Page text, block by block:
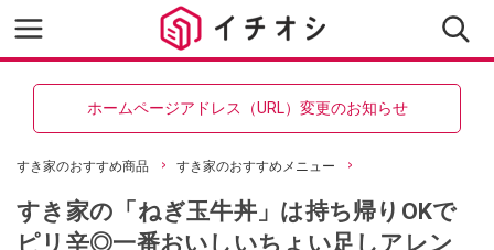
ホームページアドレス（URL）変更のお知らせ
すき家のおすすめ商品 すき家のおすすめメニュー
すき家の「ねぎ玉牛丼」は持ち帰りOKで
ピリ辛◎一番おいしいちょい足しアレン